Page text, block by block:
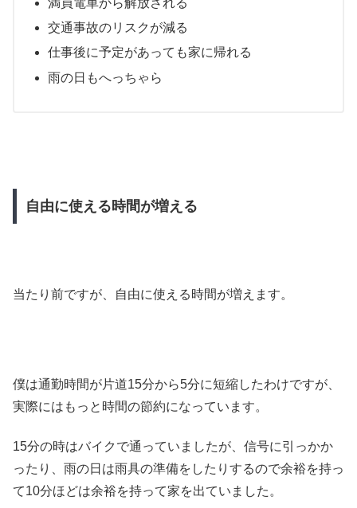
満員電車から解放される
交通事故のリスクが減る
仕事後に予定があっても家に帰れる
雨の日もへっちゃら
自由に使える時間が増える
当たり前ですが、自由に使える時間が増えます。
僕は通勤時間が片道15分から5分に短縮したわけですが、
実際にはもっと時間の節約になっています。
15分の時はバイクで通っていましたが、信号に引っかか
ったり、雨の日は雨具の準備をしたりするので余裕を持っ
て10分ほどは余裕を持って家を出ていました。